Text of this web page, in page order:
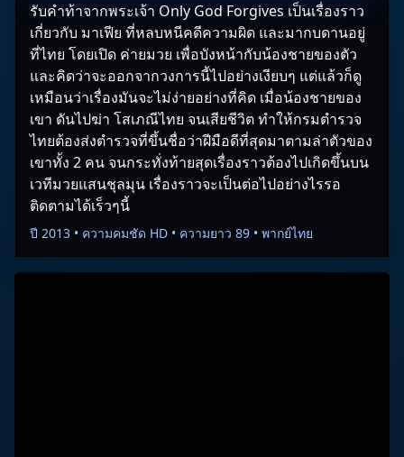
รับคำท้าจากพระเจ้า Only God Forgives เป็นเรื่องราว
เกี่ยวกับ มาเฟีย ที่หลบหนีคดีความผิด และมากบดานอยู่
ที่ไทย โดยเปิด ค่ายมวย เพื่อบังหน้ากับน้องชายของตัว
และคิดว่าจะออกจากวงการนี้ไปอย่างเงียบๆ แต่แล้วก็ดู
เหมือนว่าเรื่องมันจะไม่ง่ายอย่างที่คิด เมื่อน้องชายของ
เขา ดันไปฆ่า โสเภณีไทย จนเสียชีวิต ทำให้กรมตำรวจ
ไทยต้องส่งตำรวจที่ขึ้นชื่อว่าฝีมือดีที่สุดมาตามล่าตัวของ
เขาทั้ง 2 คน จนกระทั่งท้ายสุดเรื่องราวต้องไปเกิดขึ้นบน
เวทีมวยแสนชุลมุน เรื่องราวจะเป็นต่อไปอย่างไรรอ
ติดตามได้เร็วๆนี้
ปี 2013 • ความคมชัด HD • ความยาว 89 • พากย์ไทย